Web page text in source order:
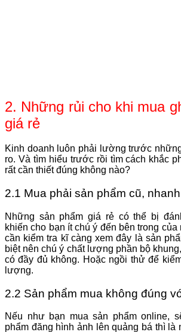
2. Những rủi cho khi mua
giá rẻ
Kinh doanh luôn phải lường trước
ro. Và tìm hiểu trước rồi tìm cách khắc
rất cần thiết đúng không nào?
2.1 Mua phải sản phẩm cũ,
Những sản phẩm giá rẻ có thể bị
khiến cho bạn ít chú ý đến bên trong
cần kiểm tra kĩ càng xem đây là sản
biệt nên chú ý chất lượng phần bộ
có đầy đủ không. Hoặc ngồi thử để
lượng.
2.2 Sản phẩm mua không đúng
Nếu như bạn mua sản phẩm online,
phẩm đăng hình ảnh lên quảng bá thì là